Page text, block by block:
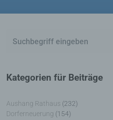
Kategorien für Beiträge
Aushang Rathaus (232)
Dorferneuerung (154)